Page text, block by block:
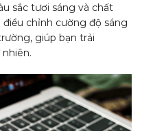
sắc tươi sáng và chất
điều chỉnh cường độ sáng
giúp bạn trải